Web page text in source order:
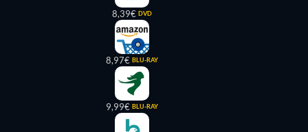
8,39€ DVD
8,97€ BLU-RAY
9,99€ BLU-RAY